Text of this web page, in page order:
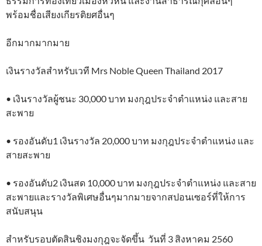
พร้อมชื่อเสียงเกียรติยศอื่นๆ
อีกมากมากมาย
เงินรางวัลสำหรับเวที Mrs Noble Queen Thailand 2017
• เงินรางวัลผู้ชนะ 30,000 บาท มงกุฎประจำตำแหน่ง และสาย
สะพาย
• รองอันดับ1 เงินรางวัล 20,000 บาท มงกุฎประจำตำแหน่ง และ
สายสะพาย
• รองอันดับ2 เงินสด 10,000 บาท มงกุฎประจำตำแหน่ง และสาย
สะพายและรางวัลพิเศษอื่นๆมากมายจากสปอนเซอร์ที่ให้การ
สนับสนุน
สำหรับรอบตัดสินชิงมงกุฎจะจัดขึ้น วันที่ 3 สิงหาคม 2560